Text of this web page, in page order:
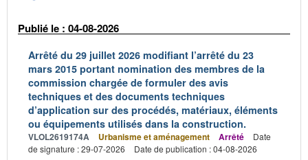
Publié le : 04-08-2026
Arrêté du 29 juillet 2026 modifiant l’arrêté du 23
mars 2015 portant nomination des membres de la
commission chargée de formuler des avis
techniques et des documents techniques
d’application sur des procédés, matériaux, éléments
ou équipements utilisés dans la construction.
VLOL2619174A Urbanisme et aménagement Arrêté
Date
de signature : 29-07-2026
Date de publication : 04-08-2026